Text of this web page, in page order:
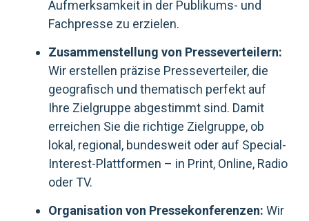
Aufmerksamkeit in der Publikums- und
Fachpresse zu erzielen.
Zusammenstellung von Presseverteilern:
Wir erstellen präzise Presseverteiler, die
geografisch und thematisch perfekt auf
Ihre Zielgruppe abgestimmt sind. Damit
erreichen Sie die richtige Zielgruppe, ob
lokal, regional, bundesweit oder auf Special-
Interest-Plattformen – in Print, Online, Radio
oder TV.
Organisation von Pressekonferenzen: Wir